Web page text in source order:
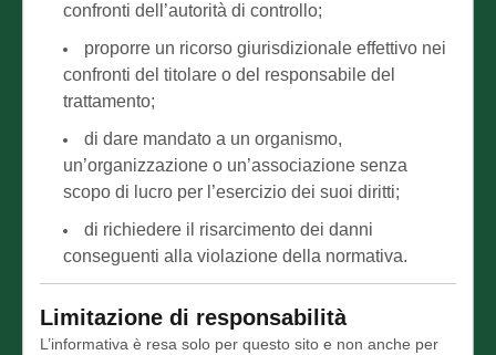
confronti dell’autorità di controllo;
proporre un ricorso giurisdizionale effettivo nei
confronti del titolare o del responsabile del
trattamento;
di dare mandato a un organismo,
un’organizzazione o un’associazione senza
scopo di lucro per l’esercizio dei suoi diritti;
di richiedere il risarcimento dei danni
conseguenti alla violazione della normativa.
Limitazione di responsabilità
L’informativa è resa solo per questo sito e non anche per